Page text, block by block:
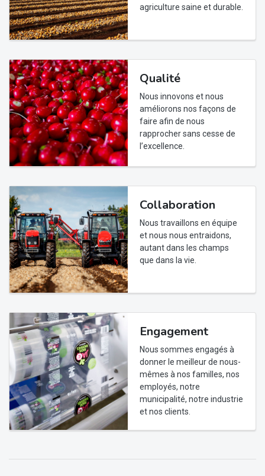
agriculture saine et durable.
Qualité
Nous innovons et nous
améliorons nos façons de
faire afin de nous
rapprocher sans cesse de
l’excellence.
Collaboration
Nous travaillons en équipe
et nous nous entraidons,
autant dans les champs
que dans la vie.
Engagement
Nous sommes engagés à
donner le meilleur de nous-
mêmes à nos familles, nos
employés, notre
municipalité, notre industrie
et nos clients.